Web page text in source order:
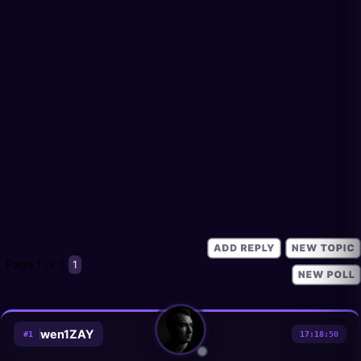
Page 1 of 1 1
#1 wen1ZAY 17:18:50